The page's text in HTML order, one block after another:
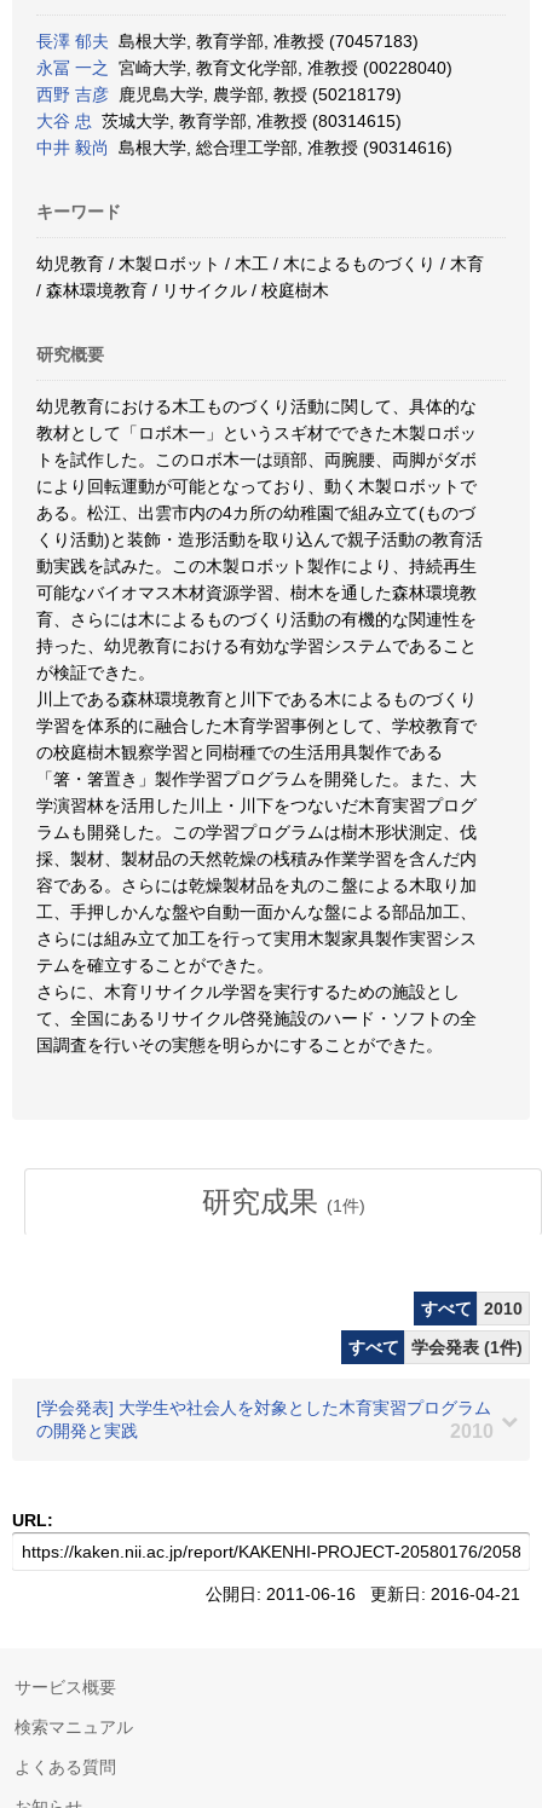
長澤 郁夫 島根大学, 教育学部, 准教授 (70457183)
永冨 一之
宮崎大学, 教育文化学部, 准教授 (00228040)
西野 吉彦 鹿児島大学, 農学部, 教授 (50218179)
大谷 忠 茨城大学, 教育学部, 准教授 (80314615)
中井 毅尚
島根大学, 総合理工学部, 准教授 (90314616)
キーワード
幼児教育 / 木製ロボット / 木工 / 木によるものづくり / 木育
/ 森林環境教育 / リサイクル / 校庭樹木
研究概要
幼児教育における木工ものづくり活動に関して、具体的な
教材として「ロボ木一」というスギ材でできた木製ロボッ
トを試作した。このロボ木一は頭部、両腕腰、両脚がダボ
により回転運動が可能となっており、動く木製ロボットで
ある。松江、出雲市内の4カ所の幼稚園で組み立て(ものづ
くり活動)と装飾・造形活動を取り込んで親子活動の教育活
動実践を試みた。この木製ロボット製作により、持続再生
可能なバイオマス木材資源学習、樹木を通した森林環境教
育、さらには木によるものづくり活動の有機的な関連性を
持った、幼児教育における有効な学習システムであること
が検証できた。
川上である森林環境教育と川下である木によるものづくり
学習を体系的に融合した木育学習事例として、学校教育で
の校庭樹木観察学習と同樹種での生活用具製作である
「箸・箸置き」製作学習プログラムを開発した。また、大
学演習林を活用した川上・川下をつないだ木育実習プログ
ラムも開発した。この学習プログラムは樹木形状測定、伐
採、製材、製材品の天然乾燥の桟積み作業学習を含んだ内
容である。さらには乾燥製材品を丸のこ盤による木取り加
工、手押しかんな盤や自動一面かんな盤による部品加工、
さらには組み立て加工を行って実用木製家具製作実習シス
テムを確立することができた。
さらに、木育リサイクル学習を実行するための施設とし
て、全国にあるリサイクル啓発施設のハード・ソフトの全
国調査を行いその実態を明らかにすることができた。
研究成果 (1件)
すべて
2010
すべて
学会発表 (1件)
[学会発表] 大学生や社会人を対象とした木育実習プログラム
の開発と実践
2010
URL:
公開日: 2011-06-16 更新日: 2016-04-21
サービス概要
検索マニュアル
よくある質問